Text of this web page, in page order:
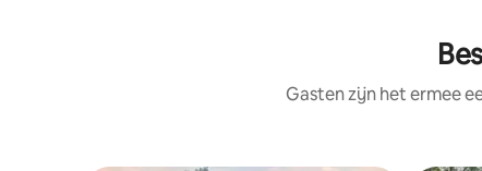
Gasten zijn het ermee